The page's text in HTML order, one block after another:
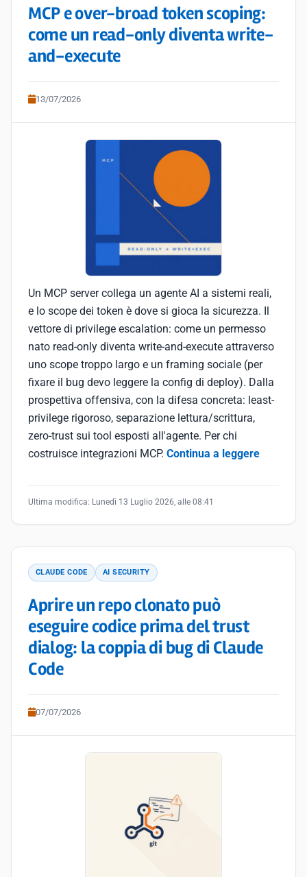
MCP e over-broad token scoping:
come un read-only diventa write-
and-execute
13/07/2026
Un MCP server collega un agente AI a sistemi reali,
e lo scope dei token è dove si gioca la sicurezza. Il
vettore di privilege escalation: come un permesso
nato read-only diventa write-and-execute attraverso
uno scope troppo largo e un framing sociale (per
fixare il bug devo leggere la config di deploy). Dalla
prospettiva offensiva, con la difesa concreta: least-
privilege rigoroso, separazione lettura/scrittura,
zero-trust sui tool esposti all'agente. Per chi
costruisce integrazioni MCP. Continua a leggere
Ultima modifica: Lunedì 13 Luglio 2026, alle 08:41
CLAUDE CODE AI SECURITY
Aprire un repo clonato può
eseguire codice prima del trust
dialog: la coppia di bug di Claude
Code
07/07/2026